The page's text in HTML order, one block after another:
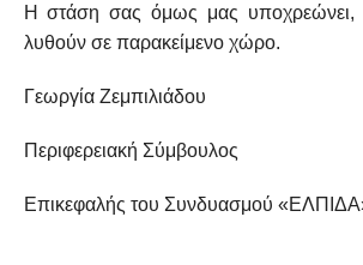
Η στάση σας όμως μας υποχρεώνει,
λυθούν σε παρακείμενο χώρο.
Γεωργία Ζεμπιλιάδου
Περιφερειακή Σύμβουλος
Επικεφαλής του Συνδυασμού